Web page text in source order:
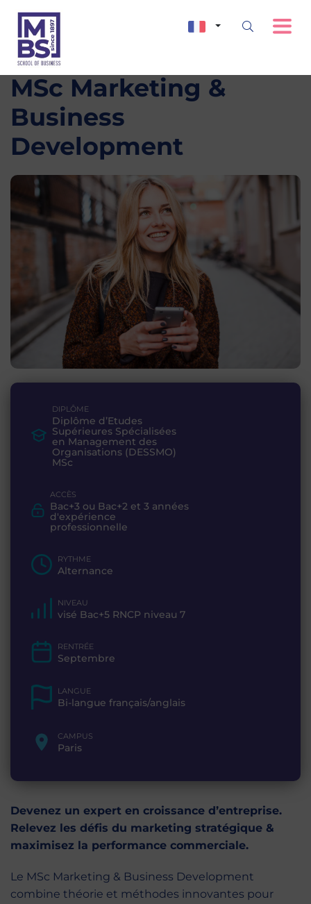
MSc Marketing &
Business
Development
DIPLÔME
Diplôme d’Etudes
Supérieures Spécialisées
en Management des
Organisations (DESSMO)
MSc
ACCÈS
Bac+3 ou Bac+2 et 3 années
d'expérience
professionnelle
RYTHME
Alternance
NIVEAU
visé Bac+5 RNCP niveau 7
RENTRÉE
Septembre
LANGUE
Bi-langue français/anglais
CAMPUS
Paris
Devenez un expert en croissance d’entreprise.
Relevez les défis du marketing stratégique &
maximisez la performance commerciale.
Le MSc Marketing & Business Development
combine théorie et méthodes innovantes pour